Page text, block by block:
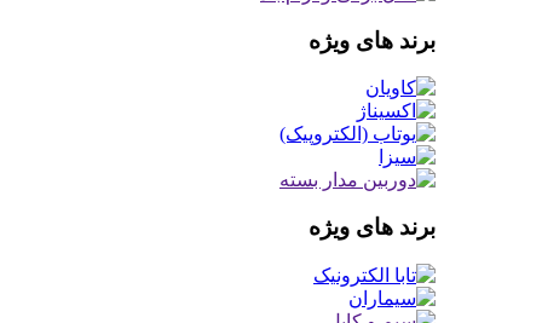
برند های ویژه
برند های ویژه